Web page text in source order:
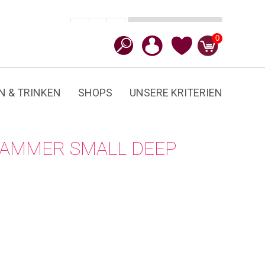
0
& TRINKEN SHOPS UNSERE KRITERIEN
SMALL DEEP